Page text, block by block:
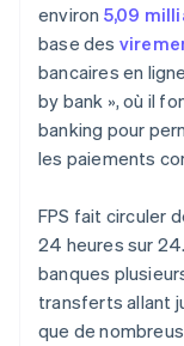
environ 5,09
base des
bancaires en
by bank », où il
banking pour
les paiements
FPS fait circuler
24 heures sur
banques
transferts allant
que de